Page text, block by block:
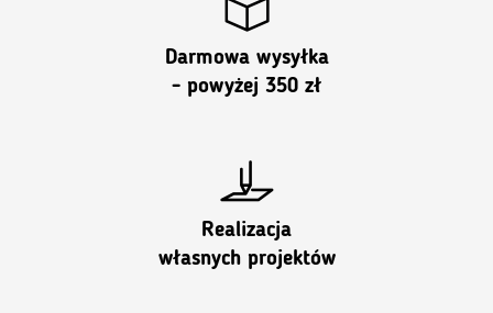
Darmowa wysyłka
- powyżej 350 zł
Realizacja
własnych projektów